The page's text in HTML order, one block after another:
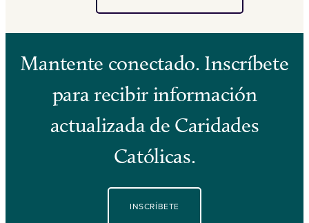
Mantente conectado. Inscríbete
para recibir información
actualizada de Caridades
Católicas.
INSCRÍBETE